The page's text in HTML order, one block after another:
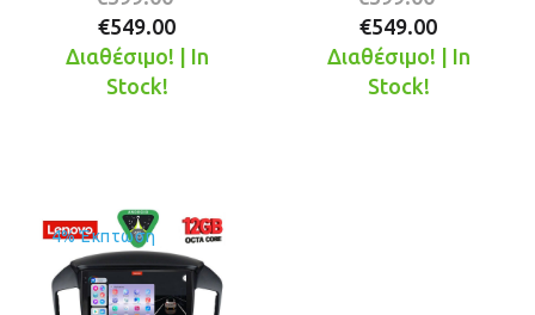
was:
€549.00
τρέχουσα
Διαθέσιμο! | In
Stock!
was:
€549.00
Διαθέσιμο! | In
Stock!
4% Έκπτωση